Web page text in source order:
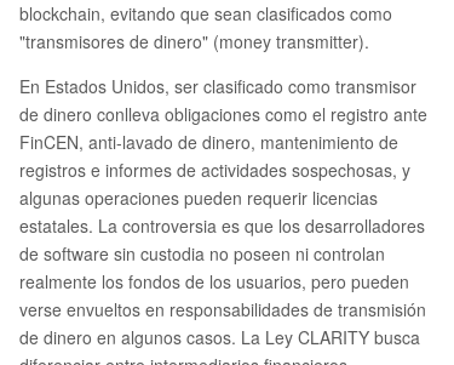
blockchain, evitando que sean clasificados como
"transmisores de dinero" (money transmitter).
En Estados Unidos, ser clasificado como transmisor
de dinero conlleva obligaciones como el registro ante
FinCEN, anti-lavado de dinero, mantenimiento de
registros e informes de actividades sospechosas, y
algunas operaciones pueden requerir licencias
estatales. La controversia es que los desarrolladores
de software sin custodia no poseen ni controlan
realmente los fondos de los usuarios, pero pueden
verse envueltos en responsabilidades de transmisión
de dinero en algunos casos. La Ley CLARITY busca